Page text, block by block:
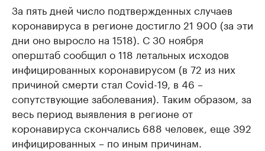
За пять дней число подтвержденных случаев
коронавируса в регионе достигло 21 900 (за эти
дни оно выросло на 1518). С 30 ноября
оперштаб сообщил о 118 летальных исходов
инфицированных коронавирусом (в 72 из них
причиной смерти стал Covid-19, в 46 –
сопутствующие заболевания). Таким образом, за
весь период выявления в регионе от
коронавируса скончались 688 человек, еще 392
инфицированных – по иным причинам.